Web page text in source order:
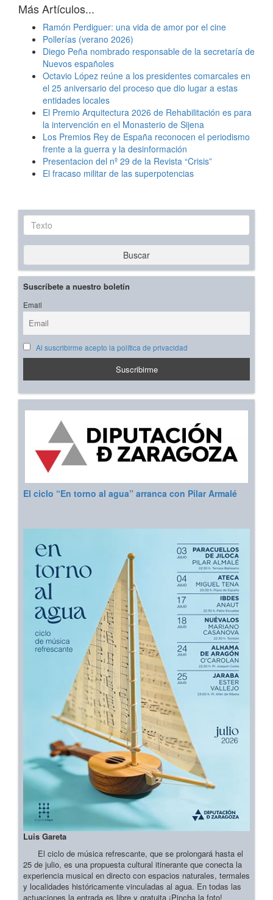
Más Artículos...
Ramón Perdiguer: una vida de amor por el cine
Pollerías (verano 2026)
Diego Peña nombrado responsable de la secretaría de
Nuevos españoles
Octavio López reúne a los presidentes comarcales en
el 25 aniversario del proceso que dio lugar a estas
entidades locales
El Premio Arquitectura 2026 de Rehabilitación es para
la intervención en el Monasterio de Sijena
Los Premios Rey de España reconocen el periodismo
frente a la guerra y la desinformación
Presentacion del nº 29 de la Revista “Crisis”
El fracaso militar de las superpotencias
Texto
Buscar
Suscríbete a nuestro boletín
Email
Al suscribirme acepto la política de privacidad
El ciclo “En torno al agua” arranca con Pilar Armalé
Luis Gareta
El ciclo de música refrescante, que se prolongará hasta el
25 de julio, es una propuesta cultural itinerante que conecta la
experiencia musical en directo con espacios naturales, termales
y localidades históricamente vinculadas al agua. En todas las
actuaciones la entrada es libre y gratuita ¡Pincha la foto!